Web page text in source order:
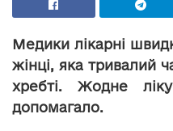
Медики лікарні
жінці, яка тривалий
хребті. Жодне
допомагало.